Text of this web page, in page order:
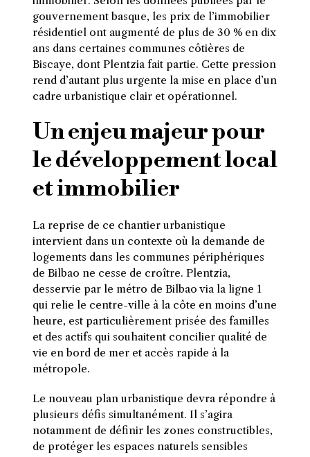
gouvernement basque, les prix de l’immobilier
résidentiel ont augmenté de plus de 30 % en dix
ans dans certaines communes côtières de
Biscaye, dont Plentzia fait partie. Cette pression
rend d’autant plus urgente la mise en place d’un
cadre urbanistique clair et opérationnel.
Un enjeu majeur pour
le développement local
et immobilier
La reprise de ce chantier urbanistique
intervient dans un contexte où la demande de
logements dans les communes périphériques
de Bilbao ne cesse de croître. Plentzia,
desservie par le métro de Bilbao via la ligne 1
qui relie le centre-ville à la côte en moins d’une
heure, est particulièrement prisée des familles
et des actifs qui souhaitent concilier qualité de
vie en bord de mer et accès rapide à la
métropole.
Le nouveau plan urbanistique devra répondre à
plusieurs défis simultanément. Il s’agira
notamment de définir les zones constructibles,
de protéger les espaces naturels sensibles